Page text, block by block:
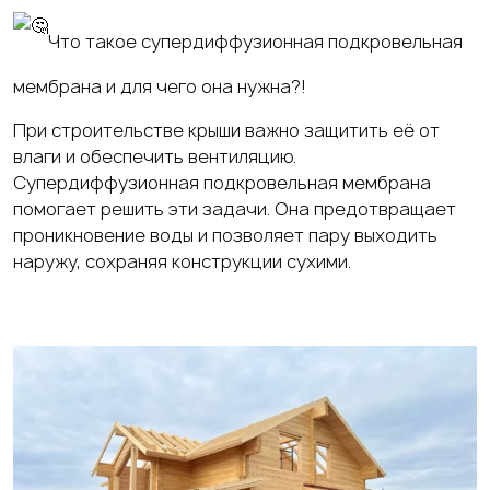
Что такое супердиффузионная подкровельная
мембрана и для чего она нужна?!
При строительстве крыши важно защитить её от
влаги и обеспечить вентиляцию.
Супердиффузионная подкровельная мембрана
помогает решить эти задачи. Она предотвращает
проникновение воды и позволяет пару выходить
наружу, сохраняя конструкции сухими.